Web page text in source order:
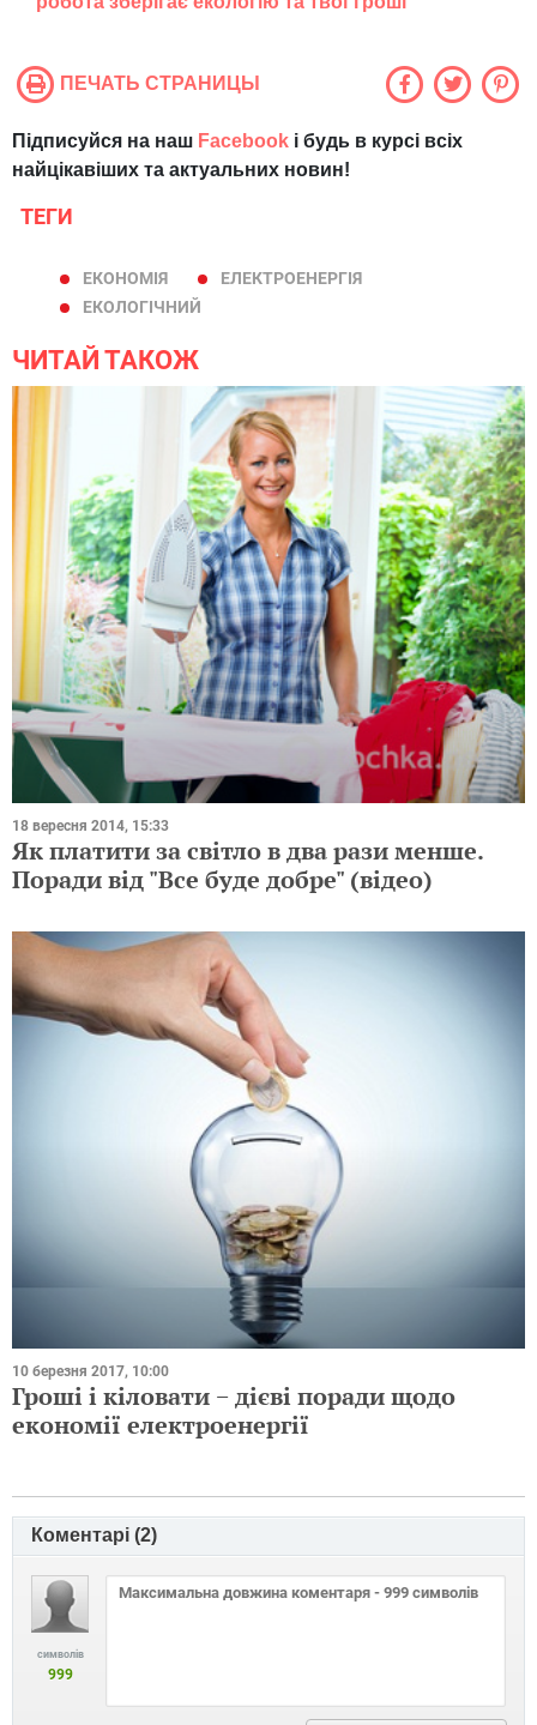
ПЕЧАТЬ СТРАНИЦЫ
Підписуйся на наш Facebook і будь в курсі всіх
найцікавіших та актуальних новин!
ТЕГИ
ЕКОНОМІЯ
ЕЛЕКТРОЕНЕРГІЯ
ЕКОЛОГІЧНИЙ
ЧИТАЙ ТАКОЖ
18 вересня 2014, 15:33
Як платити за світло в два рази менше.
Поради від "Все буде добре" (відео)
10 березня 2017, 10:00
Гроші і кіловати − дієві поради щодо
економії електроенергії
Коментарі (2)
символів
999